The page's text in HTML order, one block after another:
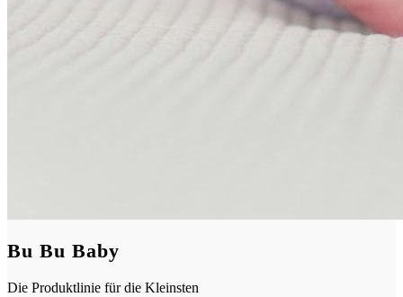
Bu Bu Baby
Die Produktlinie für die Kleinsten